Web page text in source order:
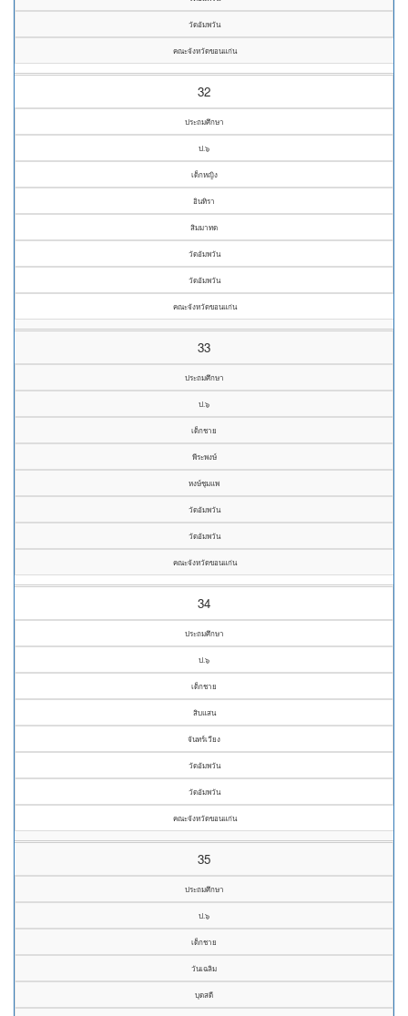
วัดอัมพวัน
คณะจังหวัดขอนแก่น
32
ประถมศึกษา
ป.๖
เด็กหญิง
อินทิรา
สิมมาทด
วัดอัมพวัน
วัดอัมพวัน
คณะจังหวัดขอนแก่น
33
ประถมศึกษา
ป.๖
เด็กชาย
พีระพงษ์
หงษ์ชุมแพ
วัดอัมพวัน
วัดอัมพวัน
คณะจังหวัดขอนแก่น
34
ประถมศึกษา
ป.๖
เด็กชาย
สิบแสน
จันทร์เวียง
วัดอัมพวัน
วัดอัมพวัน
คณะจังหวัดขอนแก่น
35
ประถมศึกษา
ป.๖
เด็กชาย
วันเฉลิม
บุดสดี